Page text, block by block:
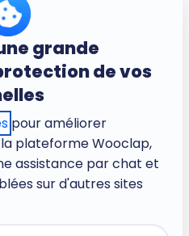
grande
de vos
pour améliorer
plateforme Wooclap,
assistance par chat et
sur d'autres sites